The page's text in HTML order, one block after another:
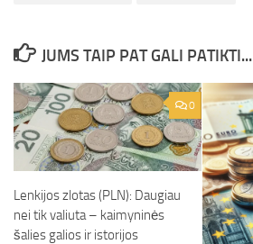
JUMS TAIP PAT GALI PATIKTI...
0
Lenkijos zlotas (PLN): Daugiau
nei tik valiuta – kaimyninės
šalies galios ir istorijos